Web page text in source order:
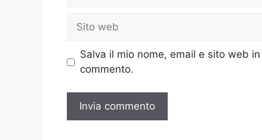
Sito
web
Salva il mio nome, email e sito web
commento.